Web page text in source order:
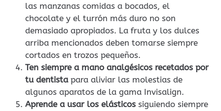
las manzanas comidas a bocados, el
chocolate y el turrón más duro no son
demasiado apropiados. La fruta y los dulces
arriba mencionados deben tomarse siempre
cortados en trozos pequeños.
Ten siempre a mano analgésicos recetados por
tu dentista para aliviar las molestias de
algunos aparatos de la gama Invisalign.
Aprende a usar los elásticossiguiendo siempre